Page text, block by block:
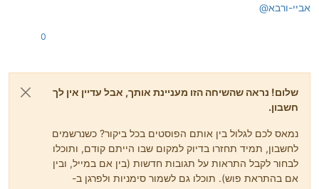
@אביי-ורבא
0
שלום! נראה שהשיחה הזו מעניינת אותך, אבל עדיין אין לך
חשבון.
נמאס לכם לגלול בין אותם הפוסטים בכל ביקור? כשנרשמים
לחשבון, תמיד תחזרו בדיוק למקום שבו הייתם קודם, ותוכלו
לבחור לקבל התראות על תגובות חדשות (בין אם במייל, ובין
אם בהתראת פוש). תוכלו גם לשמור סימניות ולפרגן ב-